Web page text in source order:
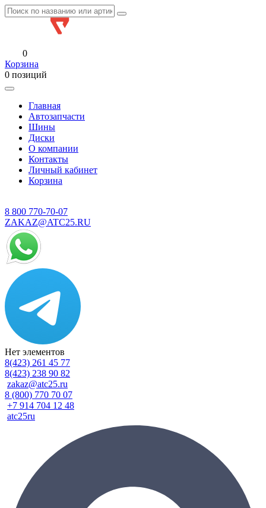
0
Корзина
0 позиций
Главная
Автозапчасти
Шины
Диски
О компании
Контакты
Личный кабинет
Корзина
8 800 770-70-07
ZAKAZ@ATC25.RU
Нет элементов
8(423) 261 45 77
8(423) 238 90 82
zakaz@atc25.ru
8 (800) 770 70 07
+7 914 704 12 48
atc25ru